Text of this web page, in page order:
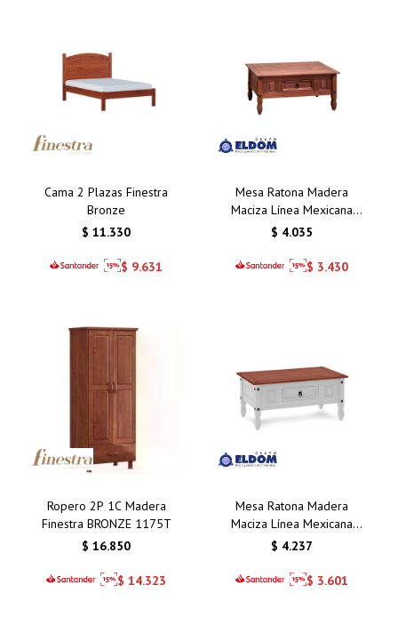
Cama 2 Plazas Finestra
Bronze
$ 11.330
$ 9.631
Mesa Ratona Madera
Maciza Línea Mexicana
Cera CS211
$ 4.035
$ 3.430
Ropero 2P 1C Madera
Finestra BRONZE 1175T
$ 16.850
$ 14.323
Mesa Ratona Madera
Maciza Línea Mexicana
Cera/Nevada VB211
$ 4.237
$ 3.601